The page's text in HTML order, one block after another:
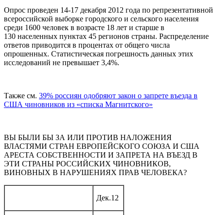
Опрос проведен 14-17 декабря 2012 года по репрезентативной
всероссийской выборке городского и сельского населения
среди 1600 человек в возрасте 18 лет и старше в
130 населенных пунктах 45 регионов страны. Распределение
ответов приводится в процентах от общего числа
опрошенных. Статистическая погрешность данных этих
исследований не превышает 3,4%.
Также см. 39% россиян одобряют закон о запрете въезда в
США чиновников из «списка Магнитского»
ВЫ БЫЛИ БЫ ЗА ИЛИ ПРОТИВ НАЛОЖЕНИЯ
ВЛАСТЯМИ СТРАН ЕВРОПЕЙСКОГО СОЮЗА И США
АРЕСТА СОБСТВЕННОСТИ И ЗАПРЕТА НА ВЪЕЗД В
ЭТИ СТРАНЫ РОССИЙСКИХ ЧИНОВНИКОВ,
ВИНОВНЫХ В НАРУШЕНИЯХ ПРАВ ЧЕЛОВЕКА?
Дек.12